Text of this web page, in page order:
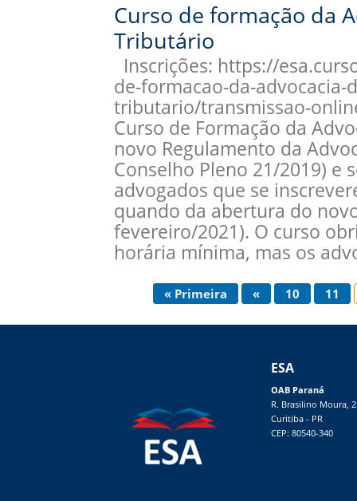
Curso de formação da
Tributário
Inscrições: https://
de-formacao-da-advocacia-
tributario/transmissao-
Curso de Formação da
novo Regulamento da
Conselho Pleno 21/2019) e
advogados que se
quando da abertura do
fevereiro/2021). O curso
horária mínima, mas os
« Primeira « 10 11
ESA
OAB Paraná
R. Brasilino Moura,
Curitiba - PR
CEP: 80540-340